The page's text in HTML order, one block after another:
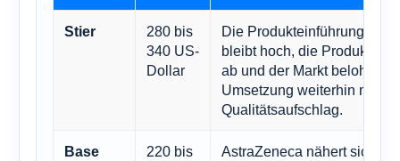
Stier
280 bis
340 US-
Dollar
Die
bleibt hoch, die
ab und der Markt belohnt
Umsetzung weiterhin mit
Qualitätsaufschlag.
Base
220 bis
AstraZeneca nähert sich